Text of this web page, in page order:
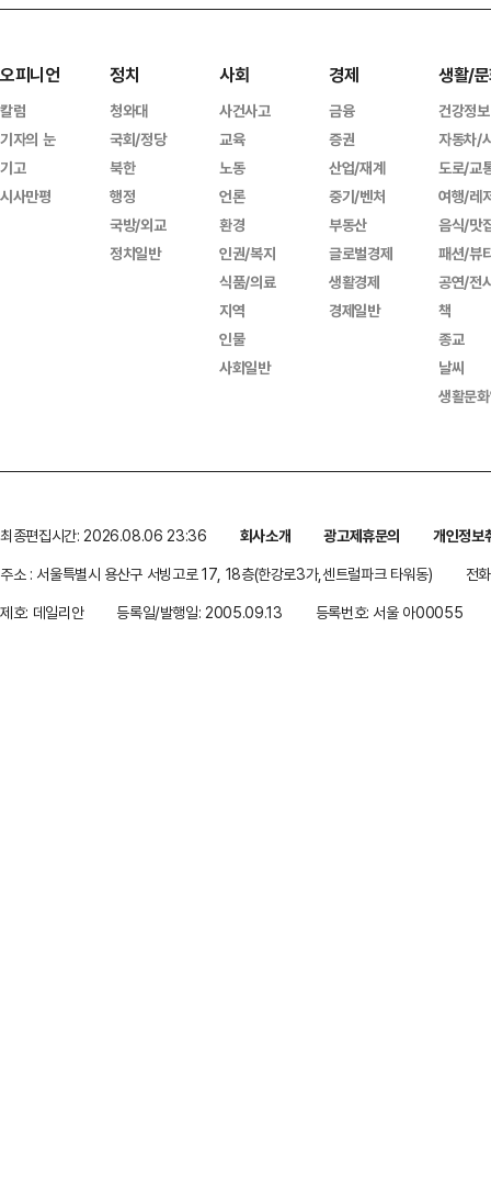
오피니언
칼럼
기자의 눈
기고
시사만평
정치
청와대
국회/정당
북한
행정
국방/외교
정치일반
사회
사건사고
교육
노동
언론
환경
인권/복지
식품/의료
지역
인물
사회일반
경제
금융
증권
산업/재계
중기/벤처
부동산
글로벌경제
생활경제
경제일반
생활/
건강정보
자동차/
도로/교
여행/레
음식/맛
패션/뷰
공연/전
책
종교
날씨
생활문
최종편집시간: 2026.08.06 23:36 회사소개 광고제휴문의
개인정보
주소 : 서울특별시 용산구 서빙고로 17, 18층(한강로3가,센트럴파크 타워동)
전
제호: 데일리안
등록일/발행일: 2005.09.13 등록번호: 서울 아00055